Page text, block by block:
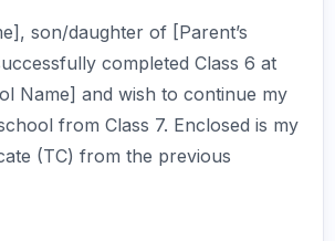
son/daughter of [Parent’s
completed Class 6 at
Name] and wish to continue my
from Class 7. Enclosed is my
(TC) from the previous